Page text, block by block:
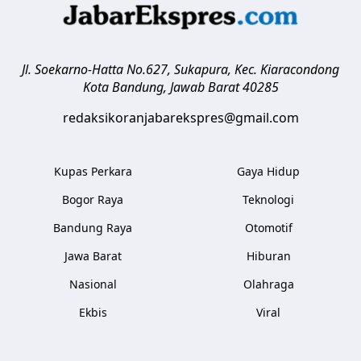
Jl. Soekarno-Hatta No.627, Sukapura, Kec. Kiaracondong
Kota Bandung, Jawab Barat 40285
redaksikoranjabarekspres@gmail.com
Kupas Perkara
Bogor Raya
Bandung Raya
Jawa Barat
Nasional
Ekbis
Gaya Hidup
Teknologi
Otomotif
Hiburan
Olahraga
Viral